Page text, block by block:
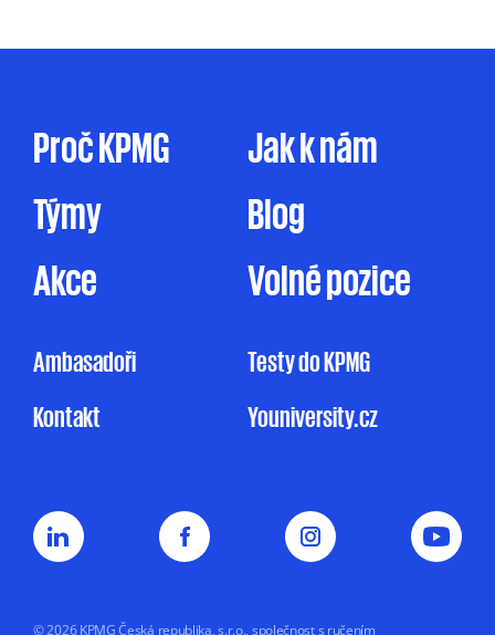
Proč KPMG
Jak k nám
Týmy
Blog
Akce
Volné pozice
Ambasadoři
Kontakt
Testy do KPMG
Youniversity.cz
© 2026 KPMG Česká republika, s.r.o., společnost s ručením